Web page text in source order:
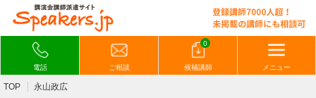
電話 ご相談
0
候補講師 メニュー
TOP 永山政広